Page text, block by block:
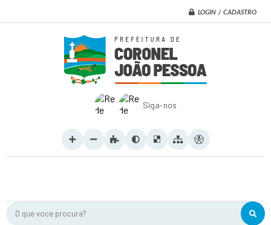
LOGIN / CADASTRO
O que voce procura?
Siga-nos